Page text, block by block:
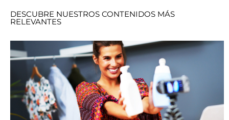
DESCUBRE NUESTROS CONTENIDOS MÁS
RELEVANTES